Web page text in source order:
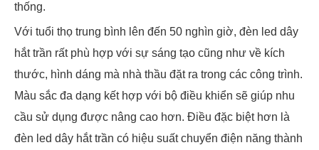
thống.
Với tuổi thọ trung bình lên đến 50 nghìn giờ, đèn led dây
hắt trần rất phù hợp với sự sáng tạo cũng như về kích
thước, hình dáng mà nhà thầu đặt ra trong các công trình.
Màu sắc đa dạng kết hợp với bộ điều khiển sẽ giúp nhu
cầu sử dụng được nâng cao hơn. Điều đặc biệt hơn là
đèn led dây hắt trần có hiệu suất chuyển điện năng thành